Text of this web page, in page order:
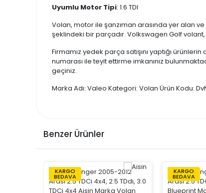
Uyumlu Motor Tipi: 1.6 TDI
Volan, motor ile şanzıman arasında yer alan
şeklindeki bir parçadır. Volkswagen Golf volant,
Firmamız yedek parça satışını yaptığı
numarası ile teyit ettirme imkanınız
geçiniz.
Marka Adı: Valeo Kategori: Volan Ürün Kodu:
Benzer Ürünler
KARGO
BEDAVA
KARGO
BEDAVA